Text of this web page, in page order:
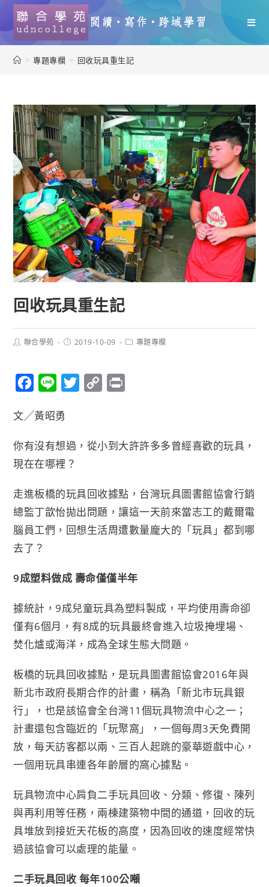
> 專題專欄 > 回收玩具重生記
回收玩具重生記
聯合學苑 2019-10-09 專題專欄
c
b
o
o
k
n
r
L
n
k
t
文╱黃昭勇
你有沒有想過，從小到大許許多多曾經喜歡的玩具，
現在在哪裡？
走進板橋的玩具回收據點，台灣玩具圖書館協會行銷
總監丁歆怡拋出問題，讓這一天前來當志工的戴爾電
腦員工們，回想生活周遭數量龐大的「玩具」都到哪
去了？
9成塑料做成 壽命僅僅半年
據統計，9成兒童玩具為塑料製成，平均使用壽命卻
僅有6個月，有8成的玩具最終會進入垃圾掩埋場、
焚化爐或海洋，成為全球生態大問題。
板橋的玩具回收據點，是玩具圖書館協會2016年與
新北市政府長期合作的計畫，稱為「新北市玩具銀
行」，也是該協會全台灣11個玩具物流中心之一；
計畫還包含臨近的「玩聚窩」，一個每周3天免費開
放，每天訪客都以兩、三百人起跳的豪華遊戲中心，
一個用玩具串連各年齡層的窩心據點。
玩具物流中心肩負二手玩具回收、分類、修復、陳列
與再利用等任務，兩棟建築物中間的通道，回收的玩
具堆放到接近天花板的高度，因為回收的速度經常快
過該協會可以處理的能量。
二手玩具回收 每年100公噸